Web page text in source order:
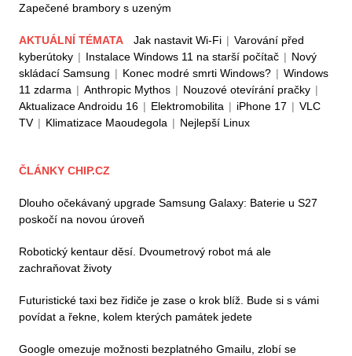
Zapečené brambory s uzeným
AKTUÁLNÍ TÉMATA Jak nastavit Wi-Fi | Varování před
kyberútoky | Instalace Windows 11 na starší počítač | Nový
skládací Samsung | Konec modré smrti Windows? | Windows
11 zdarma | Anthropic Mythos | Nouzové otevírání pračky |
Aktualizace Androidu 16 | Elektromobilita | iPhone 17 | VLC
TV | Klimatizace Maoudegola | Nejlepší Linux
ČLÁNKY CHIP.CZ
Dlouho očekávaný upgrade Samsung Galaxy: Baterie u S27
poskočí na novou úroveň
Robotický kentaur děsí. Dvoumetrový robot má ale
zachraňovat životy
Futuristické taxi bez řidiče je zase o krok blíž. Bude si s vámi
povídat a řekne, kolem kterých památek jedete
Google omezuje možnosti bezplatného Gmailu, zlobí se